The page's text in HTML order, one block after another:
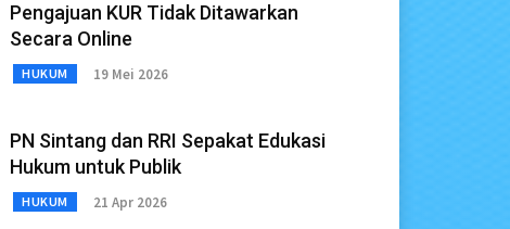
Pengajuan KUR Tidak Ditawarkan
Secara Online
HUKUM 19 Mei 2026
PN Sintang dan RRI Sepakat Edukasi
Hukum untuk Publik
HUKUM 21 Apr 2026